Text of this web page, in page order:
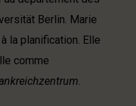
Berlin. Marie
la planification. Elle
comme
.